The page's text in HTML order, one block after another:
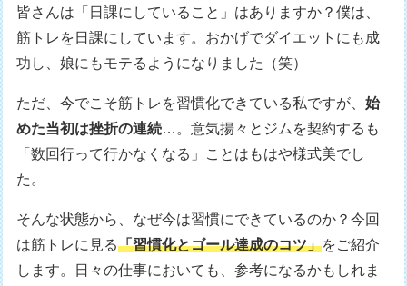
皆さんは「日課にしていること」はありますか？僕は、
筋トレを日課にしています。おかげでダイエットにも成
功し、娘にもモテるようになりました（笑）
ただ、今でこそ筋トレを習慣化できている私ですが、始
めた当初は挫折の連続…。意気揚々とジムを契約するも
「数回行って行かなくなる」ことはもはや様式美でし
た。
そんな状態から、なぜ今は習慣にできているのか？今回
は筋トレに見る「習慣化とゴール達成のコツ」をご紹介
します。日々の仕事においても、参考になるかもしれま